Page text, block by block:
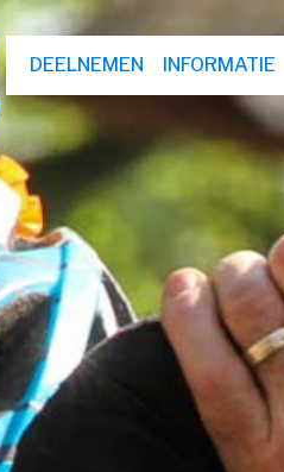
DEELNEMEN INFORMATIE